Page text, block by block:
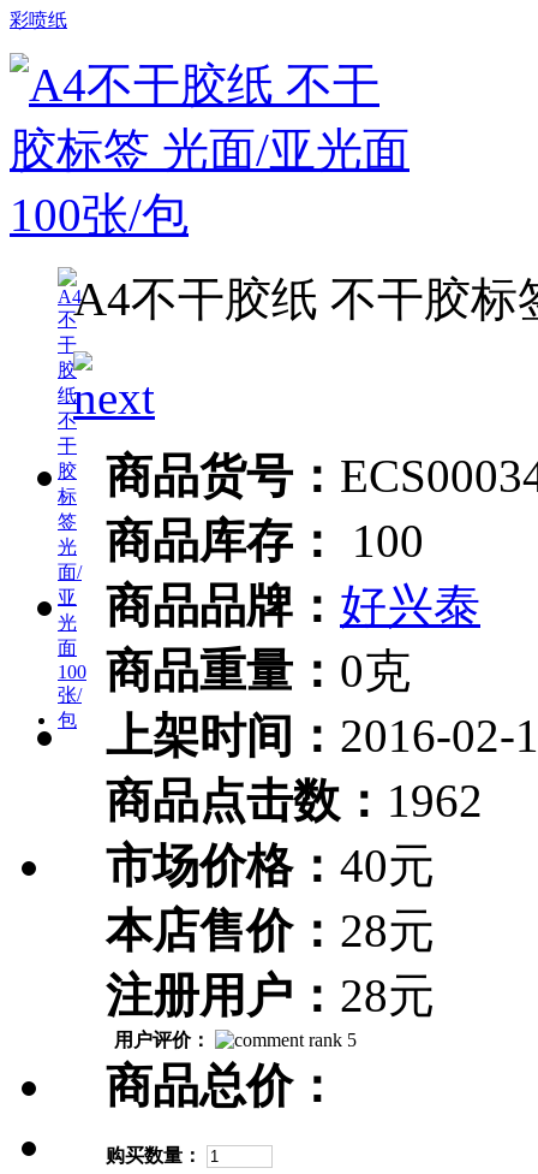
彩喷纸
A4不干胶纸 不干胶标
商品货号：
商品库存：
100
商品品牌： 好兴泰
商品重量： 0克
上架时间： 2016-02-
商品点击数： 1962
市场价格： 40元
本店售价： 28元
注册用户： 28元
用户评价：
商品总价：
购买数量：